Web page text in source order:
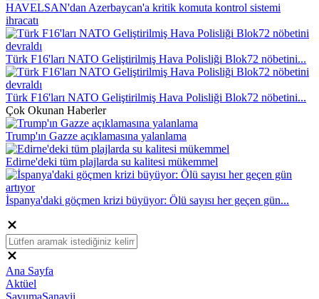
HAVELSAN'dan Azerbaycan'a kritik komuta kontrol sistemi
ihracatı
Türk F16'ları NATO Geliştirilmiş Hava Polisliği Blok72 nöbetini...
Türk F16'ları NATO Geliştirilmiş Hava Polisliği Blok72 nöbetini...
Çok Okunan Haberler
Trump'ın Gazze açıklamasına yalanlama
Edirne'deki tüm plajlarda su kalitesi mükemmel
İspanya'daki göçmen krizi büyüyor: Ölü sayısı her geçen gün...
Ana Sayfa
Aktüel
SavumaSanayii